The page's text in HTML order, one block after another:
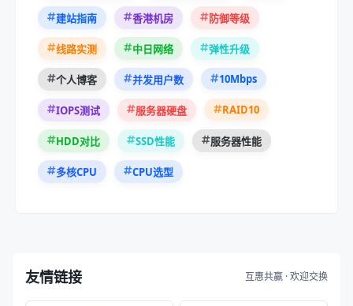
建站指南 香港机房 防御等级
线路实测 中日网络 弹性升级
个人博客 并发用户数 10Mbps
IOPS测试 服务器硬盘 RAID10
HDD对比 SSD性能 服务器性能
多核CPU CPU选型
友情链接 互惠共赢 · 欢迎交换